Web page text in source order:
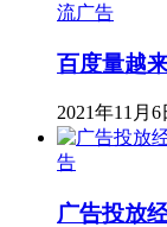
流广告
百度量越
2021年11月6
告
广告投放